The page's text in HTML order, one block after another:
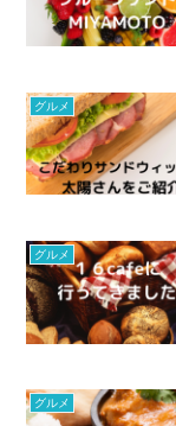
グルメ
グルメ
グルメ